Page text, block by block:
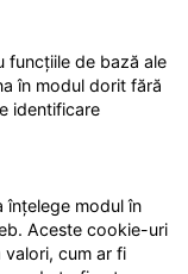
funcțiile de bază ale
în modul dorit fără
identificare
înțelege modul în
Aceste cookie-uri
valori, cum ar fi